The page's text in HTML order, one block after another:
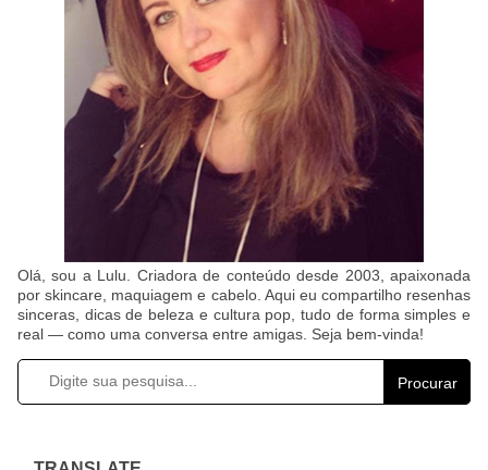
Olá, sou a Lulu. Criadora de conteúdo desde 2003, apaixonada
por skincare, maquiagem e cabelo. Aqui eu compartilho resenhas
sinceras, dicas de beleza e cultura pop, tudo de forma simples e
real — como uma conversa entre amigas. Seja bem-vinda!
Procurar